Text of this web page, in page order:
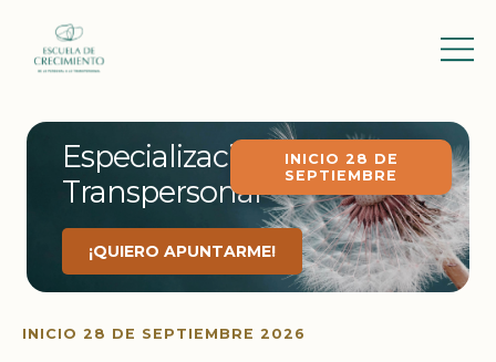
INICIO 28 DE
SEPTIEMBRE
Especialización en Terapia
Transpersonal
¡QUIERO APUNTARME!
INICIO 28 DE SEPTIEMBRE 2026